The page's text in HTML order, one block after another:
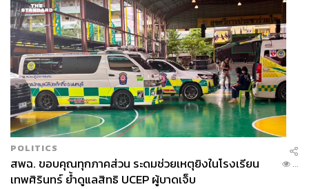
POLITICS
สพฉ. ขอบคุณทุกภาคส่วน ระดมช่วยเหตุยิงในโรงเรียน
เทพศิรินทร์ ย้ำดูแลสิทธิ UCEP ผู้บาดเจ็บ
...